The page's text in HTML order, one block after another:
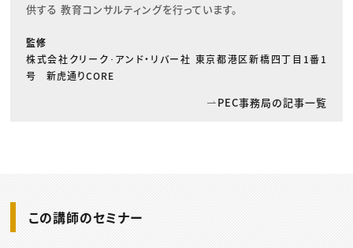
供する 教育コンサルティングを行っています。
監修
株式会社クリーク･アンド・リバー社 東京都港区新橋四丁目1番1
号 新虎通りCORE
PEC事務局の記事一覧
この講師のセミナー